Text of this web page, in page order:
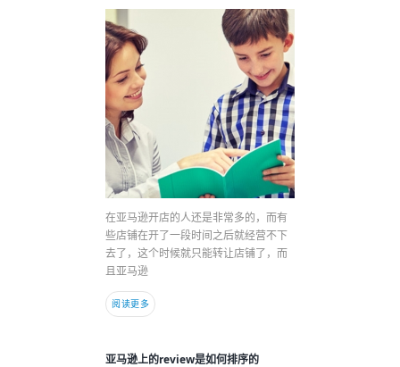
在亚马逊开店的人还是非常多的，而有
些店铺在开了一段时间之后就经营不下
去了，这个时候就只能转让店铺了，而
且亚马逊
阅读更多
亚马逊上的review是如何排序的